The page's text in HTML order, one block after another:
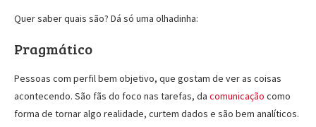
Quer saber quais são? Dá só uma olhadinha:
Pragmático
Pessoas com perfil bem objetivo, que gostam de ver as coisas
acontecendo. São fãs do foco nas tarefas, da comunicação como
forma de tornar algo realidade, curtem dados e são bem analíticos.